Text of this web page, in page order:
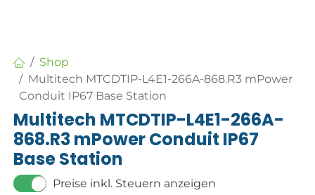
Shop
Multitech MTCDTIP-L4E1-266A-868.R3 mPower
Conduit IP67 Base Station
Multitech MTCDTIP-L4E1-266A-
868.R3 mPower Conduit IP67
Base Station
Preise inkl. Steuern anzeigen